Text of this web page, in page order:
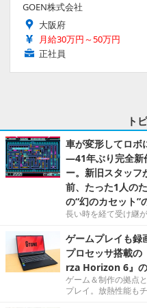
GOEN株式会社
大阪府
月給30万円～50万円
正社員
ト
車が変形してロボ
―41年ぶり完全新
ー。新旧スタッフ
前、たった1人の
の“幻のカセット”
長い時を経て受け継
ゲームプレイも
プロセッサ搭載の
rza Horizon 6』
ゲーム＆制作の拠点
プレイ。放熱性能も